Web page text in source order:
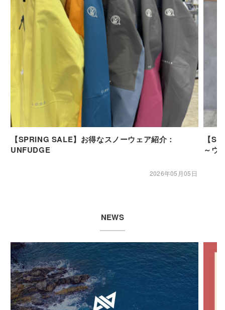
【SPRING SALE】お得なスノーウェア紹介：
UNFUDGE
2026年05月05日
【
～ウ
NEWS